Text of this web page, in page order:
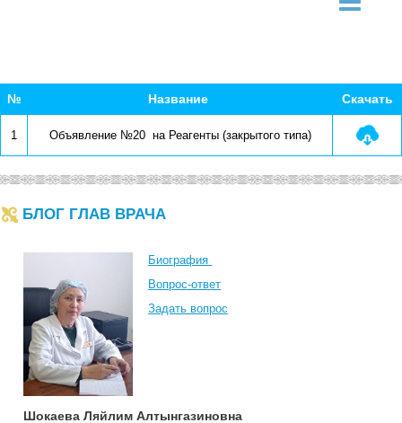
№ Название Скачать
1 Объявление №20  на Реагенты (закрытого типа)
БЛОГ ГЛАВ ВРАЧА
Биография
Вопрос-ответ
Задать вопрос
Шокаева Ляйлим Алтынгазиновна